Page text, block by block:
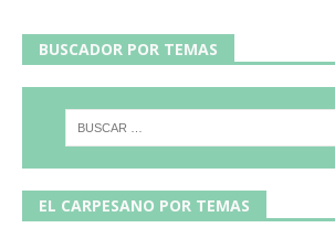
BUSCADOR POR TEMAS
EL CARPESANO POR TEMAS